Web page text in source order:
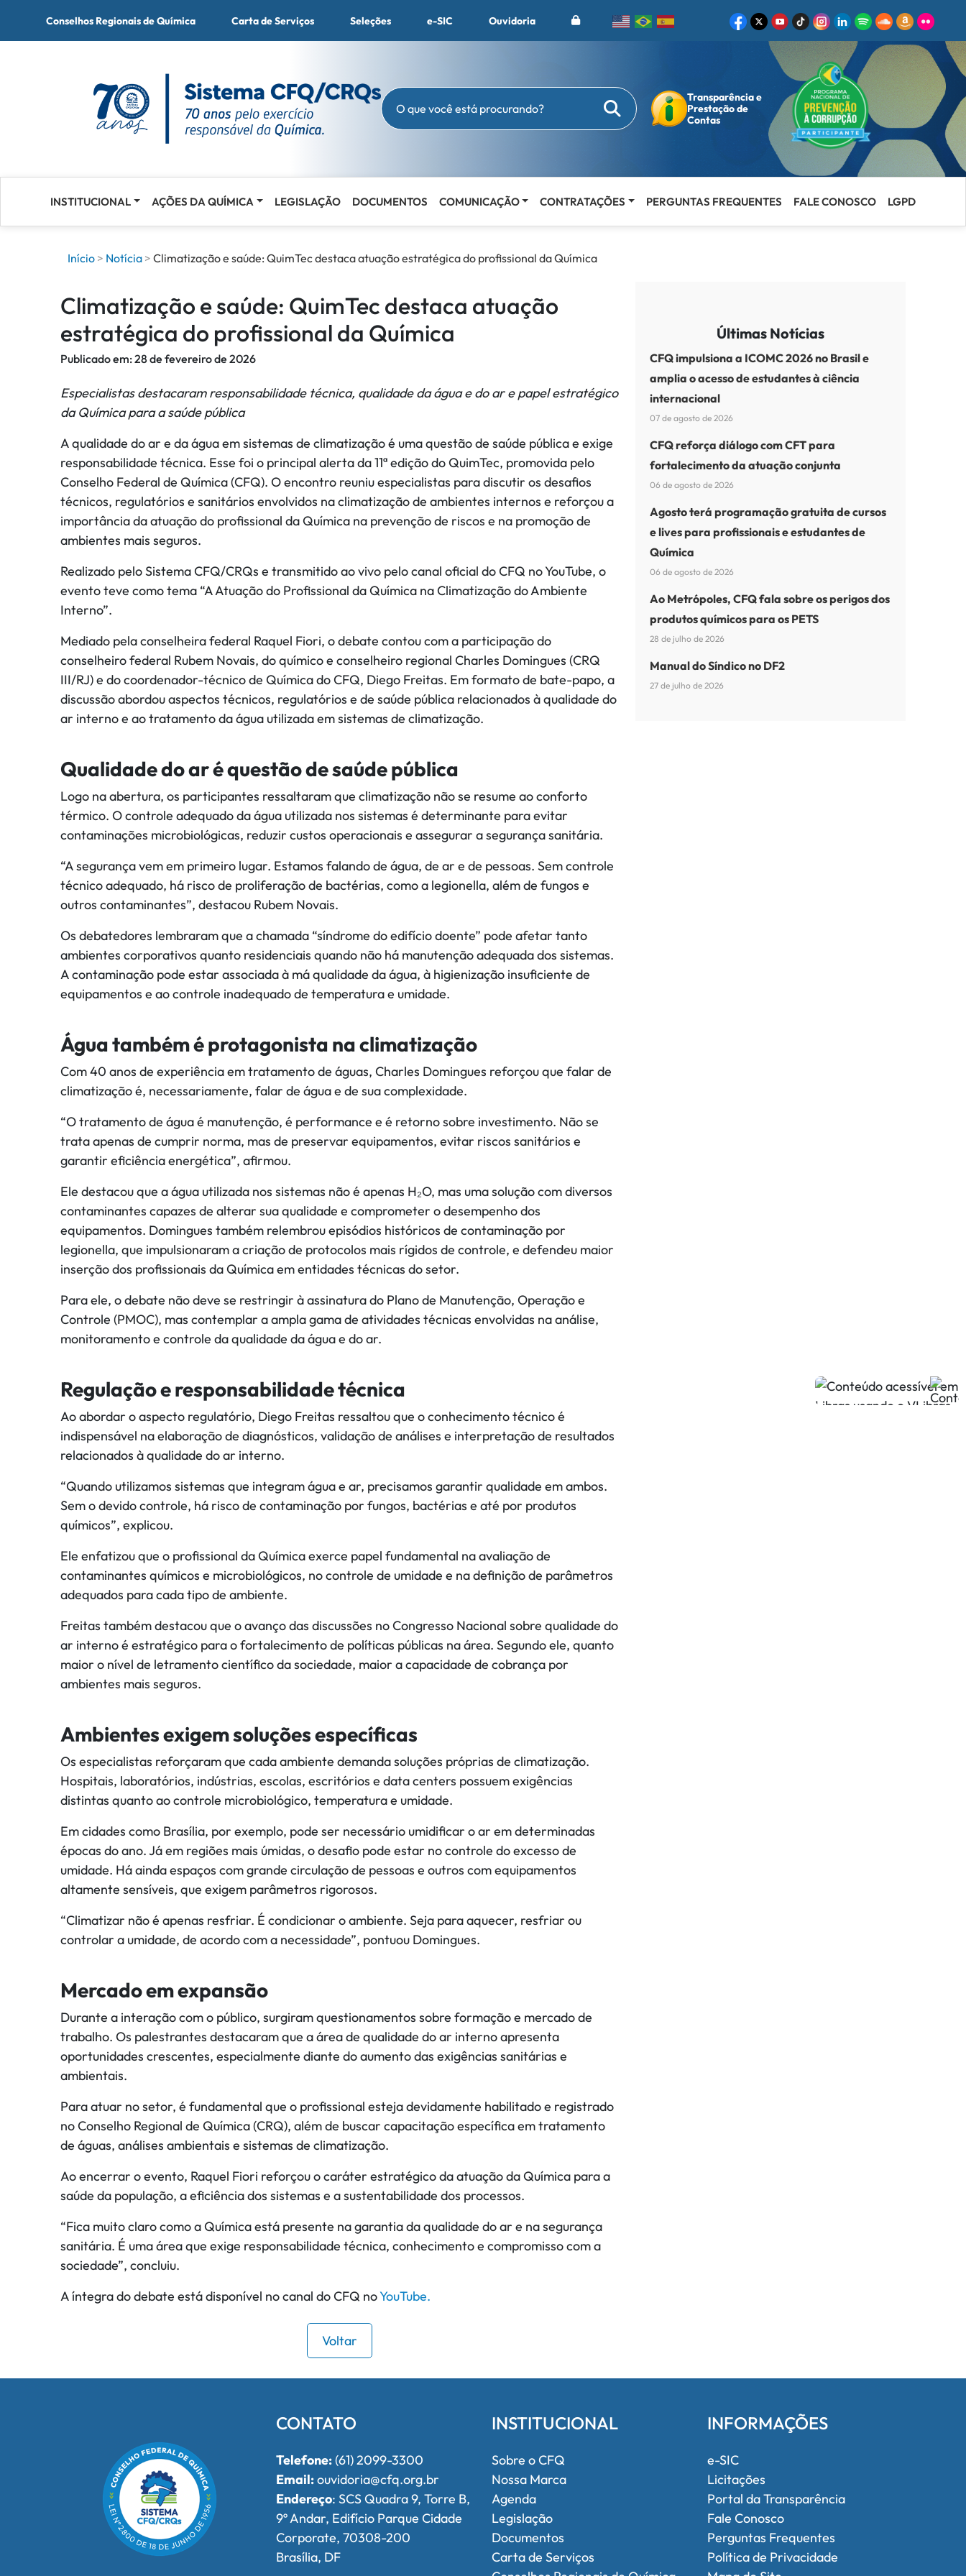
Conselhos Regionais de Química Carta de Serviços Seleções e-SIC Ouvidoria
O que você está procurando? Buscar
Transparência e
Prestação de
Contas
INSTITUCIONAL AÇÕES DA QUÍMICA LEGISLAÇÃO DOCUMENTOS COMUNICAÇÃO CONTRATAÇÕES PERGUNTAS FREQUENTES FALE CONOSCO LGPD
o
Início Notícia Climatização e saúde: QuimTec destaca atuação estratégica do profissional da Química
Climatização e saúde: QuimTec destaca atuação
estratégica do profissional da Química
Publicado em:28 de fevereiro de 2026
Especialistas destacaram responsabilidade técnica, qualidade da água e do ar e papel estratégico
da Química para a saúde pública
A qualidade do ar e da água em sistemas de climatização é uma questão de saúde pública e exige
responsabilidade técnica. Esse foi o principal alerta da 11ª edição do QuimTec, promovida pelo
Conselho Federal de Química (CFQ). O encontro reuniu especialistas para discutir os desafios
técnicos, regulatórios e sanitários envolvidos na climatização de ambientes internos e reforçou a
importância da atuação do profissional da Química na prevenção de riscos e na promoção de
ambientes mais seguros.
Realizado pelo Sistema CFQ/CRQs e transmitido ao vivo pelo canal oficial do CFQ no YouTube, o
evento teve como tema “A Atuação do Profissional da Química na Climatização do Ambiente
Interno”.
Mediado pela conselheira federal Raquel Fiori, o debate contou com a participação do
conselheiro federal Rubem Novais, do químico e conselheiro regional Charles Domingues (CRQ
III/RJ) e do coordenador-técnico de Química do CFQ, Diego Freitas. Em formato de bate-papo, a
discussão abordou aspectos técnicos, regulatórios e de saúde pública relacionados à qualidade do
ar interno e ao tratamento da água utilizada em sistemas de climatização.
Qualidade do ar é questão de saúde pública
Logo na abertura, os participantes ressaltaram que climatização não se resume ao conforto
térmico. O controle adequado da água utilizada nos sistemas é determinante para evitar
contaminações microbiológicas, reduzir custos operacionais e assegurar a segurança sanitária.
“A segurança vem em primeiro lugar. Estamos falando de água, de ar e de pessoas. Sem controle
técnico adequado, há risco de proliferação de bactérias, como a legionella, além de fungos e
outros contaminantes”, destacou Rubem Novais.
Os debatedores lembraram que a chamada “síndrome do edifício doente” pode afetar tanto
ambientes corporativos quanto residenciais quando não há manutenção adequada dos sistemas.
A contaminação pode estar associada à má qualidade da água, à higienização insuficiente de
equipamentos e ao controle inadequado de temperatura e umidade.
Água também é protagonista na climatização
Com 40 anos de experiência em tratamento de águas, Charles Domingues reforçou que falar de
climatização é, necessariamente, falar de água e de sua complexidade.
“O tratamento de água é manutenção, é performance e é retorno sobre investimento. Não se
trata apenas de cumprir norma, mas de preservar equipamentos, evitar riscos sanitários e
garantir eficiência energética”, afirmou.
Ele destacou que a água utilizada nos sistemas não é apenas H₂O, mas uma solução com diversos
contaminantes capazes de alterar sua qualidade e comprometer o desempenho dos
equipamentos. Domingues também relembrou episódios históricos de contaminação por
legionella, que impulsionaram a criação de protocolos mais rígidos de controle, e defendeu maior
inserção dos profissionais da Química em entidades técnicas do setor.
Para ele, o debate não deve se restringir à assinatura do Plano de Manutenção, Operação e
Controle (PMOC), mas contemplar a ampla gama de atividades técnicas envolvidas na análise,
monitoramento e controle da qualidade da água e do ar.
Regulação e responsabilidade técnica
Ao abordar o aspecto regulatório, Diego Freitas ressaltou que o conhecimento técnico é
indispensável na elaboração de diagnósticos, validação de análises e interpretação de resultados
relacionados à qualidade do ar interno.
“Quando utilizamos sistemas que integram água e ar, precisamos garantir qualidade em ambos.
Sem o devido controle, há risco de contaminação por fungos, bactérias e até por produtos
químicos”, explicou.
Ele enfatizou que o profissional da Química exerce papel fundamental na avaliação de
contaminantes químicos e microbiológicos, no controle de umidade e na definição de parâmetros
adequados para cada tipo de ambiente.
Freitas também destacou que o avanço das discussões no Congresso Nacional sobre qualidade do
ar interno é estratégico para o fortalecimento de políticas públicas na área. Segundo ele, quanto
maior o nível de letramento científico da sociedade, maior a capacidade de cobrança por
ambientes mais seguros.
Ambientes exigem soluções específicas
Os especialistas reforçaram que cada ambiente demanda soluções próprias de climatização.
Hospitais, laboratórios, indústrias, escolas, escritórios e data centers possuem exigências
distintas quanto ao controle microbiológico, temperatura e umidade.
Em cidades como Brasília, por exemplo, pode ser necessário umidificar o ar em determinadas
épocas do ano. Já em regiões mais úmidas, o desafio pode estar no controle do excesso de
umidade. Há ainda espaços com grande circulação de pessoas e outros com equipamentos
altamente sensíveis, que exigem parâmetros rigorosos.
“Climatizar não é apenas resfriar. É condicionar o ambiente. Seja para aquecer, resfriar ou
controlar a umidade, de acordo com a necessidade”, pontuou Domingues.
Mercado em expansão
Durante a interação com o público, surgiram questionamentos sobre formação e mercado de
trabalho. Os palestrantes destacaram que a área de qualidade do ar interno apresenta
oportunidades crescentes, especialmente diante do aumento das exigências sanitárias e
ambientais.
Para atuar no setor, é fundamental que o profissional esteja devidamente habilitado e registrado
no Conselho Regional de Química (CRQ), além de buscar capacitação específica em tratamento
de águas, análises ambientais e sistemas de climatização.
Ao encerrar o evento, Raquel Fiori reforçou o caráter estratégico da atuação da Química para a
saúde da população, a eficiência dos sistemas e a sustentabilidade dos processos.
“Fica muito claro como a Química está presente na garantia da qualidade do ar e na segurança
sanitária. É uma área que exige responsabilidade técnica, conhecimento e compromisso com a
sociedade”, concluiu.
A íntegra do debate está disponível no canal do CFQ noYouTube.
Voltar
Últimas Notícias
CFQ impulsiona a ICOMC 2026 no Brasil e
amplia o acesso de estudantes à ciência
internacional
07 de agosto de 2026
CFQ reforça diálogo com CFT para
fortalecimento da atuação conjunta
06 de agosto de 2026
Agosto terá programação gratuita de cursos
e lives para profissionais e estudantes de
Química
06 de agosto de 2026
Ao Metrópoles, CFQ fala sobre os perigos dos
produtos químicos para os PETS
28 de julho de 2026
Manual do Síndico no DF2
27 de julho de 2026
CONTATO
Telefone:(61) 2099-3300
Email:ouvidoria@cfq.org.br
Endereço: SCS Quadra 9, Torre B,
9º Andar, Edifício Parque Cidade
Corporate, 70308-200
Brasília, DF
INSTITUCIONAL
Sobre o CFQ
Nossa Marca
Agenda
Legislação
Documentos
Carta de Serviços
INFORMAÇÕES
e-SIC
Licitações
Portal da Transparência
Fale Conosco
Perguntas Frequentes
Política de Privacidade